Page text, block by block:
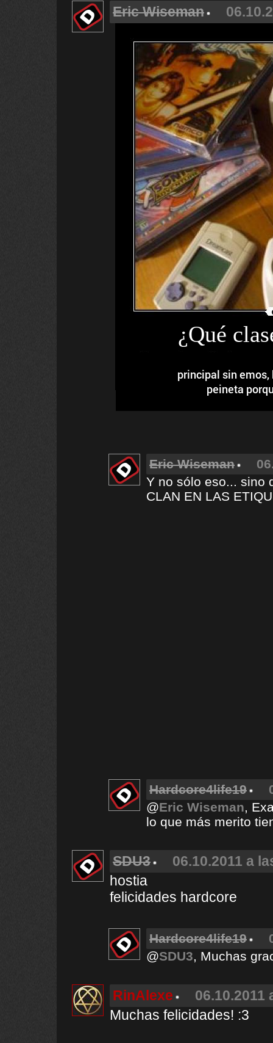
Eric Wiseman
¿Qué
principal sin
peineta
Eric Wiseman
Y no sólo eso... sino
CLAN EN LAS
Hardcore4life19
@Eric Wiseman,
lo que más merito
SDU3
06.10.2011 a
hostia
felicidades hardcore
Hardcore4life19
@SDU3, Muchas
RinAlexe
06.10.2011
Muchas felicidades! :3